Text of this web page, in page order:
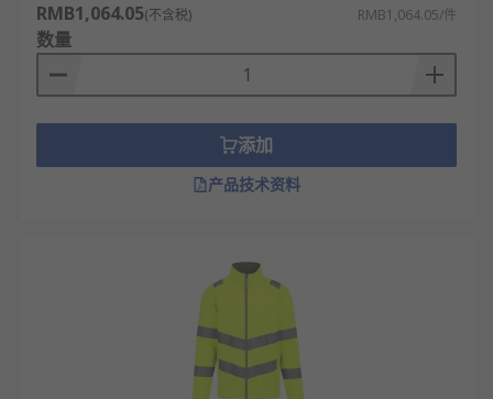
RMB1,064.05(不含税) RMB1,064.05/件
数量
添加
产品技术资料